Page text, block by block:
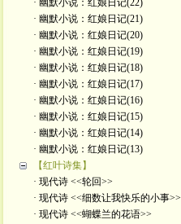
· 幽默小说：红娘日记(22)
· 幽默小说：红娘日记(21)
· 幽默小说：红娘日记(20)
· 幽默小说：红娘日记(19)
· 幽默小说：红娘日记(18)
· 幽默小说：红娘日记(17)
· 幽默小说：红娘日记(16)
· 幽默小说：红娘日记(15)
· 幽默小说：红娘日记(14)
· 幽默小说：红娘日记(13)
【红叶诗集】
· 现代诗 <<轮回>>
· 现代诗 <<细数让我快乐的小事>>
· 现代诗 <<蝴蝶兰的花语>>